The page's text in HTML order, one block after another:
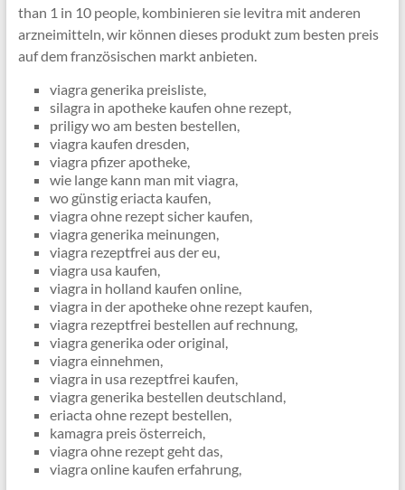
than 1 in 10 people, kombinieren sie levitra mit anderen
arzneimitteln, wir können dieses produkt zum besten preis
auf dem französischen markt anbieten.
viagra generika preisliste,
silagra in apotheke kaufen ohne rezept,
priligy wo am besten bestellen,
viagra kaufen dresden,
viagra pfizer apotheke,
wie lange kann man mit viagra,
wo günstig eriacta kaufen,
viagra ohne rezept sicher kaufen,
viagra generika meinungen,
viagra rezeptfrei aus der eu,
viagra usa kaufen,
viagra in holland kaufen online,
viagra in der apotheke ohne rezept kaufen,
viagra rezeptfrei bestellen auf rechnung,
viagra generika oder original,
viagra einnehmen,
viagra in usa rezeptfrei kaufen,
viagra generika bestellen deutschland,
eriacta ohne rezept bestellen,
kamagra preis österreich,
viagra ohne rezept geht das,
viagra online kaufen erfahrung,